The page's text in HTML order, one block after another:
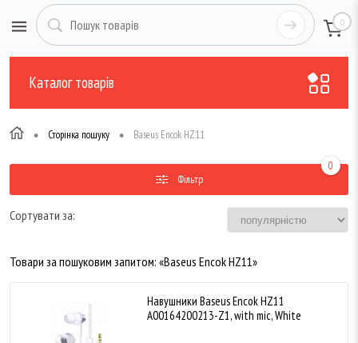
0
Каталог товарів
• Сторінка пошуку • Baseus Encok HZ11
Фільтр
0
Сортувати за:
Товари за пошуковим запитом: «Baseus Encok HZ11»
Навушники Baseus Encok HZ11
A00164200213-Z1, with mic, White